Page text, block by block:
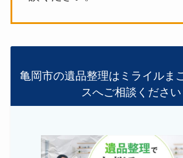
亀岡市の遺品整理はミライルま
スへご相談ください